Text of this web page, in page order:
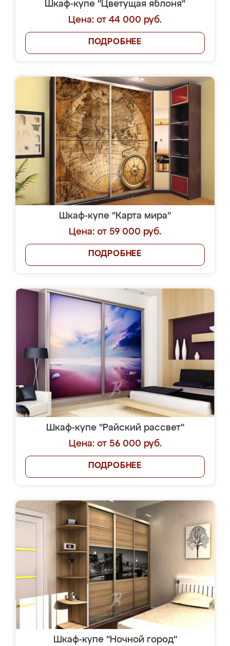
Шкаф-купе "Цветущая яблоня"
Цена: от 44 000 руб.
ПОДРОБНЕЕ
Шкаф-купе "Карта мира"
Цена: от 59 000 руб.
ПОДРОБНЕЕ
Шкаф-купе "Райский рассвет"
Цена: от 56 000 руб.
ПОДРОБНЕЕ
Шкаф-купе "Ночной город"